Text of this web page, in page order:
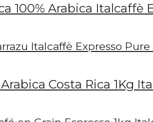
100% Arabica Italcaffè
Costa Rica 1Kg